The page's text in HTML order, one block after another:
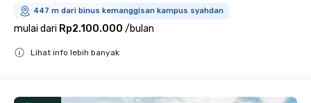
447 m dari binus kemanggisan kampus syahdan
mulai dari Rp2.100.000 /bulan
Lihat info lebih banyak